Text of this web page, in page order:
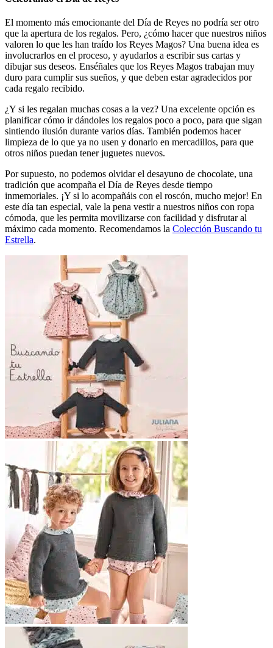
El momento más emocionante del Día de Reyes no podría ser otro
que la apertura de los regalos. Pero, ¿cómo hacer que nuestros niños
valoren lo que les han traído los Reyes Magos? Una buena idea es
involucrarlos en el proceso, y ayudarlos a escribir sus cartas y
dibujar sus deseos. Enséñales que los Reyes Magos trabajan muy
duro para cumplir sus sueños, y que deben estar agradecidos por
cada regalo recibido.
¿Y si les regalan muchas cosas a la vez? Una excelente opción es
planificar cómo ir dándoles los regalos poco a poco, para que sigan
sintiendo ilusión durante varios días. También podemos hacer
limpieza de lo que ya no usen y donarlo en mercadillos, para que
otros niños puedan tener juguetes nuevos.
Por supuesto, no podemos olvidar el desayuno de chocolate, una
tradición que acompaña el Día de Reyes desde tiempo
inmemoriales. ¡Y si lo acompañáis con el roscón, mucho mejor! En
este día tan especial, vale la pena vestir a nuestros niños con ropa
cómoda, que les permita movilizarse con facilidad y disfrutar al
máximo cada momento. Recomendamos la Colección Buscando tu
Estrella.